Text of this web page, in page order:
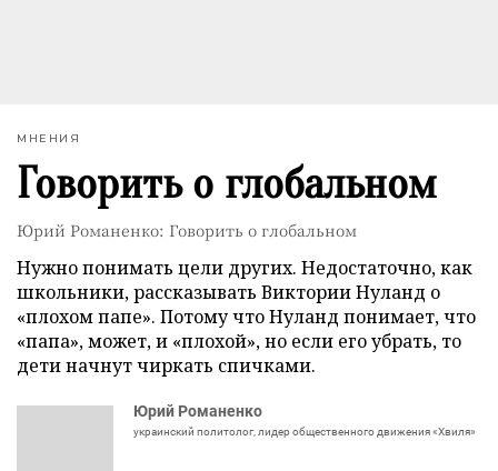
МНЕНИЯ
Говорить о глобальном
Юрий Романенко: Говорить о глобальном
Нужно понимать цели других. Недостаточно, как
школьники, рассказывать Виктории Нуланд о
«плохом папе». Потому что Нуланд понимает, что
«папа», может, и «плохой», но если его убрать, то
дети начнут чиркать спичками.
Юрий Романенко
украинский политолог, лидер общественного движения «Хвиля»